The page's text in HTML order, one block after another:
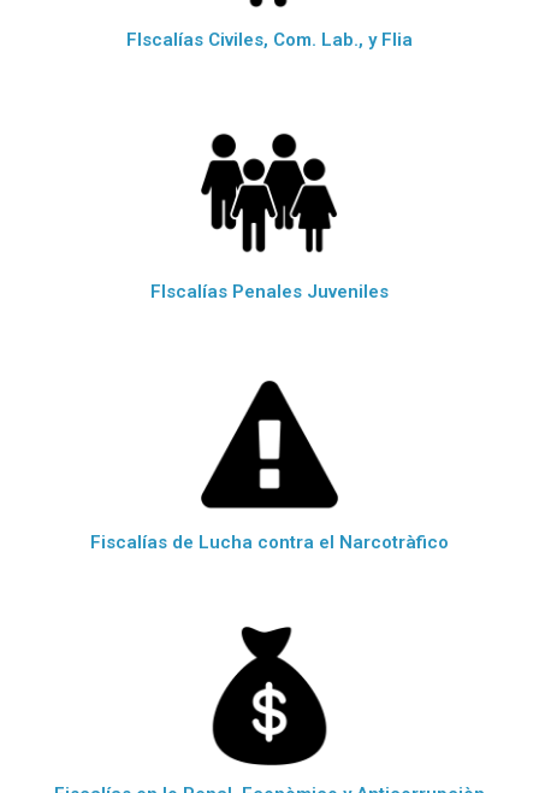
FIscalías Civiles, Com. Lab., y Flia
FIscalías Penales Juveniles
Fiscalías de Lucha contra el Narcotràfico